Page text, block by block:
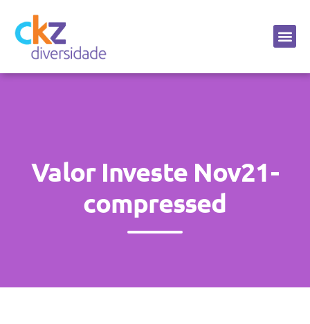
Valor Investe Nov21-
compressed